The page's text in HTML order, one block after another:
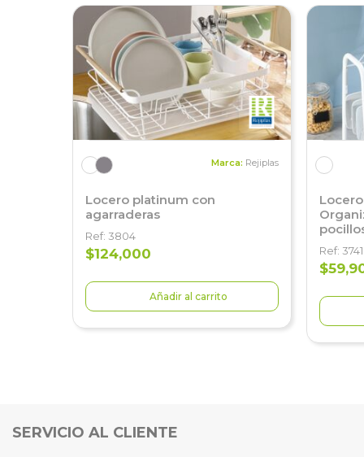
Marca: Rejiplas
Locero platinum con
agarraderas
Ref: 3804
$124,000
Añadir al carrito
Ref: 3741
SERVICIO AL CLIENTE